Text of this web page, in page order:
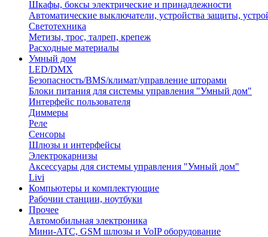
Шкафы, боксы электрические и принадлежности
Автоматические выключатели, устройства защиты,
Светотехника
Метизы, трос, талреп, крепеж
Расходные материалы
Умный дом
LED/DMX
Безопасность/BMS/климат/управление шторами
Блоки питания для системы управления "Умный дом"
Интерфейс пользователя
Диммеры
Реле
Сенсоры
Шлюзы и интерфейсы
Электрокарнизы
Аксессуары для системы управления "Умный дом"
Livi
Компьютеры и комплектующие
Рабочии станции, ноутбуки
Прочее
Автомобильная электроника
Мини-АТС, GSM шлюзы и VoIP оборудование